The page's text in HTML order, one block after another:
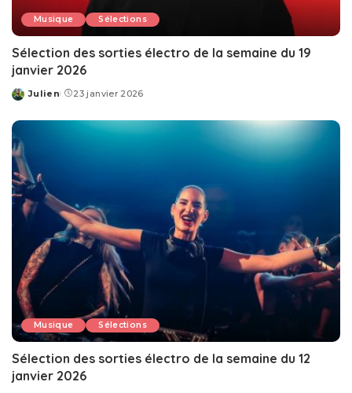
Musique Sélections
Sélection des sorties électro de la semaine du 19
janvier 2026
Posted
Julien 23 janvier 2026
Musique Sélections
Sélection des sorties électro de la semaine du 12
janvier 2026